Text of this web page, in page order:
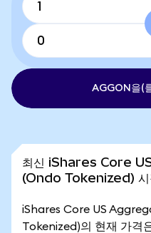
AGGON을(
최신 iShares Core
(Ondo Tokenized) 시
iShares Core US
Tokenized)의 현재 가격